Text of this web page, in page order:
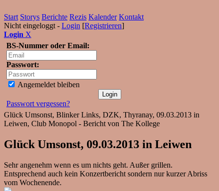
Start Storys Berichte Rezis Kalender Kontakt
Nicht eingeloggt - Login [Registrieren]
Login X
BS-Nummer oder Email:
Passwort:
Angemeldet bleiben
Passwort vergessen?
Glück Umsonst, Blinker Links, DZK, Thyranay, 09.03.2013 in
Leiwen, Club Monopol - Bericht von The Kollege
Glück Umsonst, 09.03.2013 in Leiwen
Sehr angenehm wenn es um nichts geht. Außer grillen.
Entsprechend auch kein Konzertbericht sondern nur kurzer Abriss
vom Wochenende.